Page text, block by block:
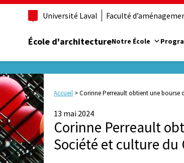
Université Laval Faculté
École d'architectureNotre École
Accueil >Corinne Perreault obtient une bourse
13 mai 2024
Corinne Perreault
Société et culture du